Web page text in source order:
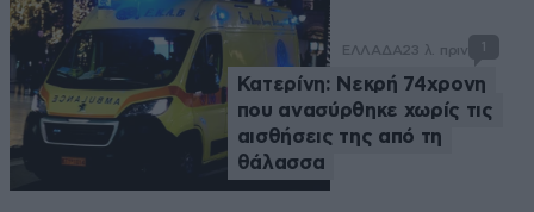
ΕΛΛΑΔΑ23 λ. πριν 1
Κατερίνη: Νεκρή 74χρονη
που ανασύρθηκε χωρίς τις
αισθήσεις της από τη
θάλασσα